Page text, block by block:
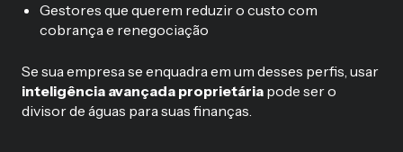
Gestores que querem reduzir o custo com
cobrança e renegociação
Se sua empresa se enquadra em um desses perfis, usar
inteligência avançada proprietária pode ser o
divisor de águas para suas finanças.